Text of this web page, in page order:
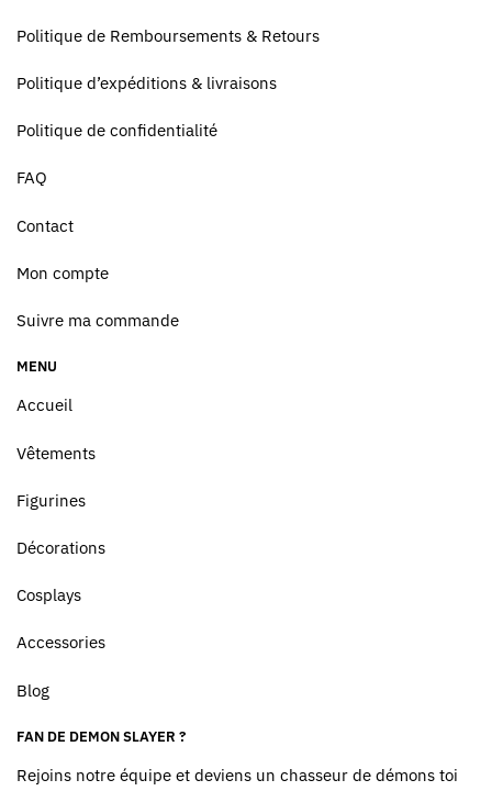
Politique de Remboursements & Retours
Politique d’expéditions & livraisons
Politique de confidentialité
FAQ
Contact
Mon compte
Suivre ma commande
MENU
Accueil
Vêtements
Figurines
Décorations
Cosplays
Accessories
Blog
FAN DE DEMON SLAYER ?
Rejoins notre équipe et deviens un chasseur de démons toi